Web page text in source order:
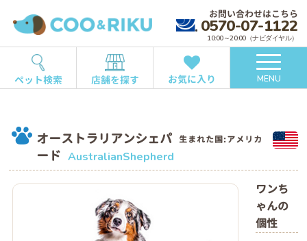
お問い合わせはこちら
0570-07-1122
10:00～20:00（ナビダイヤル）
ペット検索 店舗を探す お気に入り MENU
オーストラリアンシェパ
ード AustralianShepherd
生まれた国:アメリカ
ワンち
ゃんの
個性